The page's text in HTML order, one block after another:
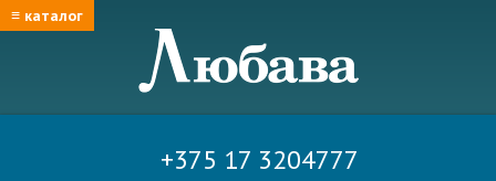
≡ каталог
+375 17 3204777